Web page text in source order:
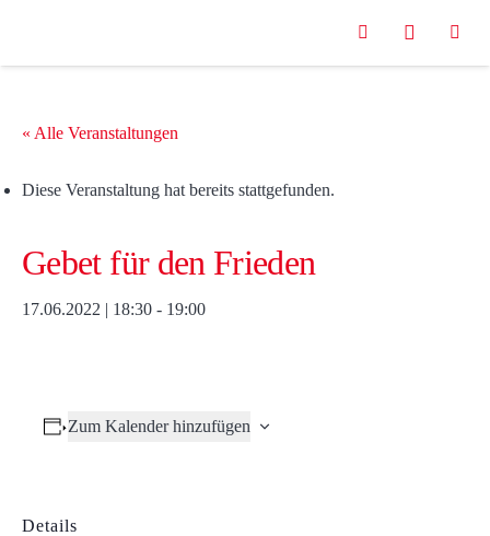
« Alle Veranstaltungen
Diese Veranstaltung hat bereits stattgefunden.
Gebet für den Frieden
17.06.2022 | 18:30 - 19:00
Zum Kalender hinzufügen
Details